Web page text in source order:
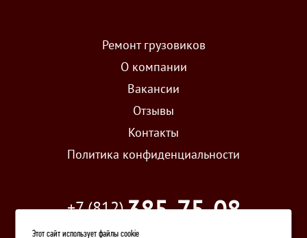
Ремонт грузовиков
О компании
Вакансии
Отзывы
Контакты
Политика конфиденциальности
+7 (812)385-75-08
Этот сайт использует файлы cookie